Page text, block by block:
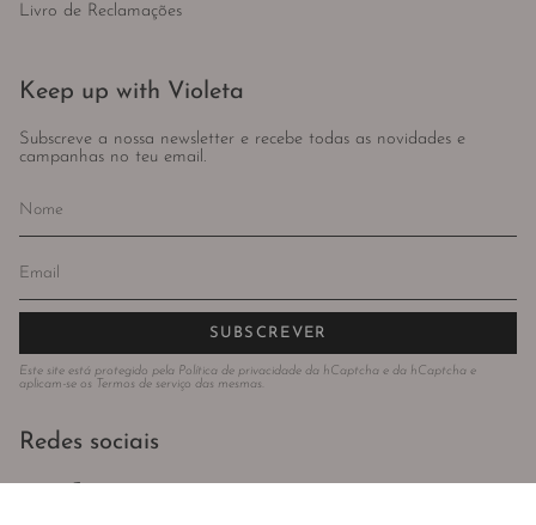
Livro de Reclamações
Keep up with Violeta
Subscreve a nossa newsletter e recebe todas as novidades e
campanhas no teu email.
SUBSCREVER
Este site está protegido pela Política de privacidade da hCaptcha e da hCaptcha e
aplicam-se os Termos de serviço das mesmas.
Redes sociais
InstagramFacebook